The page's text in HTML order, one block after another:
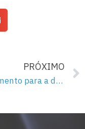
PRÓXIMO
Treinamento para a democracia – 145